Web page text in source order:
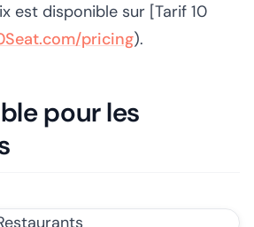
est disponible sur [Tarif 10
pricing).
pour les